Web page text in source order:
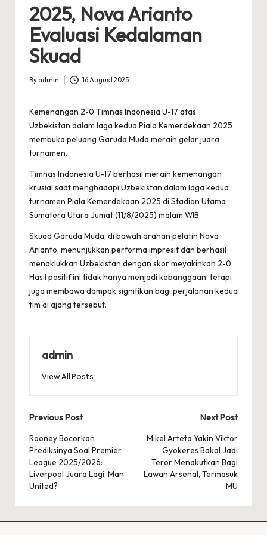
2025, Nova Arianto
Evaluasi Kedalaman
Skuad
Posted
By admin 16 August 2025
Kemenangan 2-0 Timnas Indonesia U-17 atas
Uzbekistan dalam laga kedua Piala Kemerdekaan 2025
membuka peluang Garuda Muda meraih gelar juara
turnamen.
Timnas Indonesia U-17 berhasil meraih kemenangan
krusial saat menghadapi Uzbekistan dalam laga kedua
turnamen Piala Kemerdekaan 2025 di Stadion Utama
Sumatera Utara Jumat (11/8/2025) malam WIB.
Skuad Garuda Muda, di bawah arahan pelatih Nova
Arianto, menunjukkan performa impresif dan berhasil
menaklukkan Uzbekistan dengan skor meyakinkan 2-0.
Hasil positif ini tidak hanya menjadi kebanggaan, tetapi
juga membawa dampak signifikan bagi perjalanan kedua
tim di ajang tersebut.
admin
View All Posts
Post
navigation
Previous Post
Rooney Bocorkan
Prediksinya Soal Premier
League 2025/2026:
Liverpool Juara Lagi, Man
United?
Next Post
Mikel Arteta Yakin Viktor
Gyokeres Bakal Jadi
Teror Menakutkan Bagi
Lawan Arsenal, Termasuk
MU